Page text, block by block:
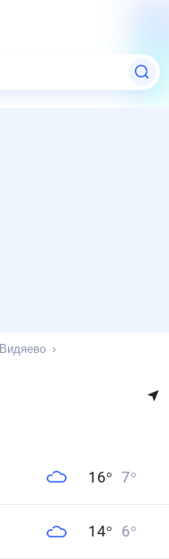
Видяево
16° 7°
14° 6°